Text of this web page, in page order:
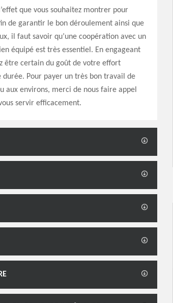
que vous souhaitez montrer pour
de garantir le bon déroulement ainsi que
il faut savoir qu’une coopération avec un
équipé est très essentiel. En engageant
être certain du goût de votre effort
Pour payer un très bon travail de
aux environs, merci de nous faire appel
servir efficacement.